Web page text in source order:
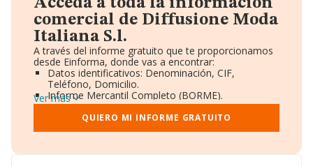
Acceda a toda la información
comercial de Diffusione Moda
Italiana S.l.
A través del informe gratuito que te proporcionamos
desde Einforma, donde vas a encontrar:
Datos identificativos: Denominación, CIF,
Teléfono, Domicilio.
Informe Mercantil Completo (BORME).
Gráficos de Evolución Ventas y Empleados.
Consejo de Administración y Administradores.
Directivos y Ejecutivos.
Ver más
QUIERO MI INFORME GRATUITO